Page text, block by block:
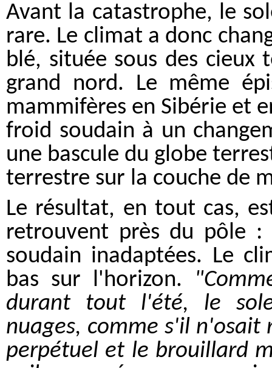
Avant la catastrophe, le
rare. Le climat a donc
blé, située sous des cieux
grand nord. Le même
mammifères en Sibérie et
froid soudain à un
une bascule du globe
terrestre sur la couche de
Le résultat, en tout cas,
retrouvent près du pôle
soudain inadaptées. Le
bas sur l'horizon.
durant tout l'été, le
nuages, comme s'il n'osait
perpétuel et le brouillard